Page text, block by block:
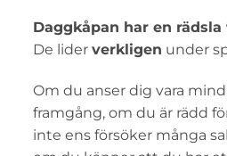
Daggkåpan har en
De lider verkligen under
Om du anser dig vara
framgång, om du är rädd
inte ens försöker många